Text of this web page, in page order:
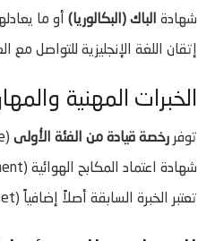
شهادة الباك (البكالوريا) أو ما
إتقان اللغة الإنجليزية للتواصل
الخبرات المهنية
توفر رخصة قيادة من الفئة الأولى (Class 1/1F/A Licence) لقيادة الشاحنات الثقيلة والمقطورات.
شهادة اعتماد المكابح الهوائية (Air Brakes Endorsement).
تعتبر الخبرة السابقة أصلاً إضافياً (Asset) وليست شرطاً تعجيزياً لبعض الحالات.